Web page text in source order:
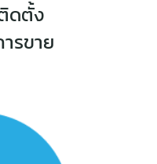
ดตั้ง
รขาย